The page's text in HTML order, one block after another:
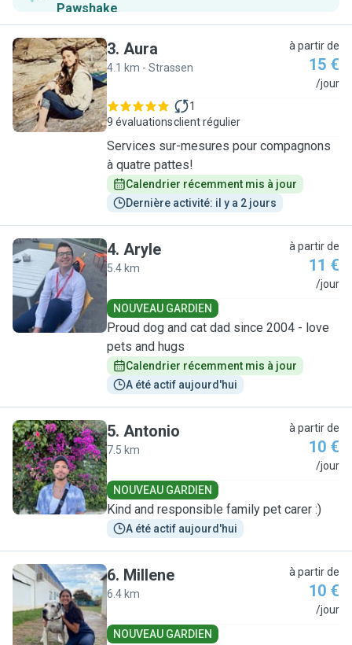
Pawshake.
A
3. Aura
4.1 km - Strassen
à partir de
15 €
/jour
9 évaluations
1
client régulier
Services sur-mesures pour compagnons
à quatre pattes!
Calendrier récemment mis à jour
Dernière activité: il y a 2 jours
A
4. Aryle
5.4 km
à partir de
11 €
/jour
NOUVEAU GARDIEN
Proud dog and cat dad since 2004 - love
pets and hugs
Calendrier récemment mis à jour
A été actif aujourd'hui
A
5. Antonio
7.5 km
à partir de
10 €
/jour
NOUVEAU GARDIEN
Kind and responsible family pet carer :)
A été actif aujourd'hui
M
6. Millene
6.4 km
à partir de
10 €
/jour
NOUVEAU GARDIEN